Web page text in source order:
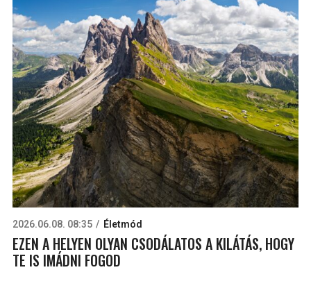
2026.06.08. 08:35 Életmód
EZEN A HELYEN OLYAN CSODÁLATOS A KILÁTÁS, HOGY
TE IS IMÁDNI FOGOD